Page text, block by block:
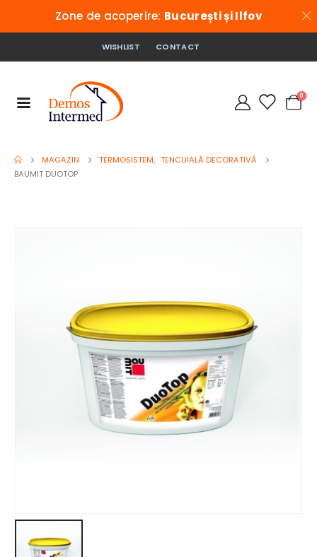
Zone de acoperire: București și Ilfov
WISHLIST CONTACT
0
MAGAZIN TERMOSISTEM, TENCUIALĂ DECORATIVĂ
BAUMIT DUOTOP